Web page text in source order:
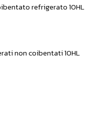
refrigerato 10HL
non coibentati 10HL